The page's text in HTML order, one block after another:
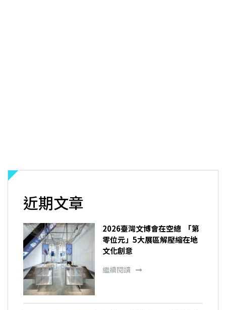
近期文章
2026臺灣文博會在空總 「第
零位元」5大展區解壓縮在地
文化創意
繼續閱讀